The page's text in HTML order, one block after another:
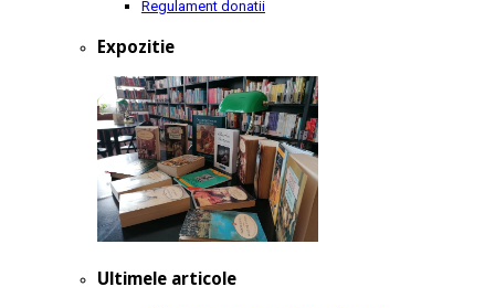
Regulament donatii
Expozitie
Ultimele articole